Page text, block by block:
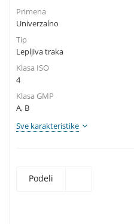
Primena
Univerzalno
Tip
Lepljiva traka
Klasa ISO
4
Klasa GMP
A, B
Sve karakteristike
Podeli